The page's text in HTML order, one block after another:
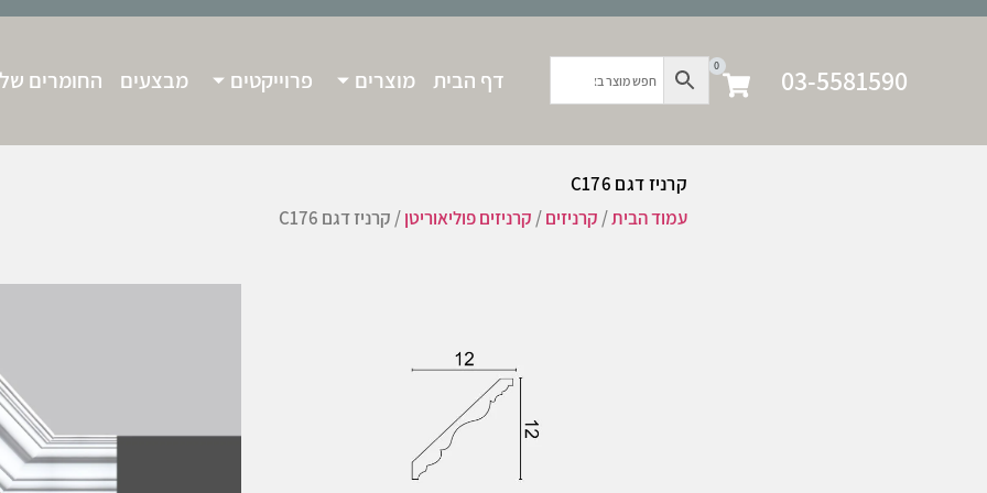
03-5581590
0
דף הבית מוצרים פרוייקטים מבצעים החומרים
קרניז דגם C176
עמוד הבית/ קרניזים/ קרניזים פוליאוריטן/ קרניז דגם C176